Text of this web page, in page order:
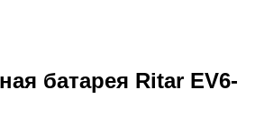
батарея Ritar EV6-